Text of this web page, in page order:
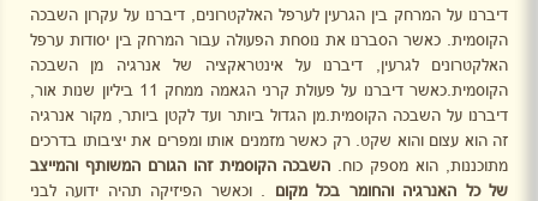
דיברנו על המרחק בין הגרעין לערפל האלקטרונים, דיברנו על עקרון השבכה
הקוסמית. כאשר הסברנו את נוסחת הפעולה עבור המרחק בין יסודות ערפל
האלקטרונים לגרעין, דיברנו על אינטראקציה של אנרגיה מן השבכה
הקוסמית.כאשר דיברנו על פעולת קרני הגאמה ממחק 11 ביליון שנות אור,
דיברנו על השבכה הקוסמית.מן הגדול ביותר ועד לקטן ביותר, מקור אנרגיה
זה הוא עצום והוא שקט. רק כאשר מזמנים אותו ומפרים את יציבותו בדרכים
מתוכננות, הוא מספק כוח. השבכה הקוסמית זהו הגורם המשותף והמייצב
של כל האנרגיה והחומר בכל מקום . וכאשר הפיזיקה תהיה ידועה לבני